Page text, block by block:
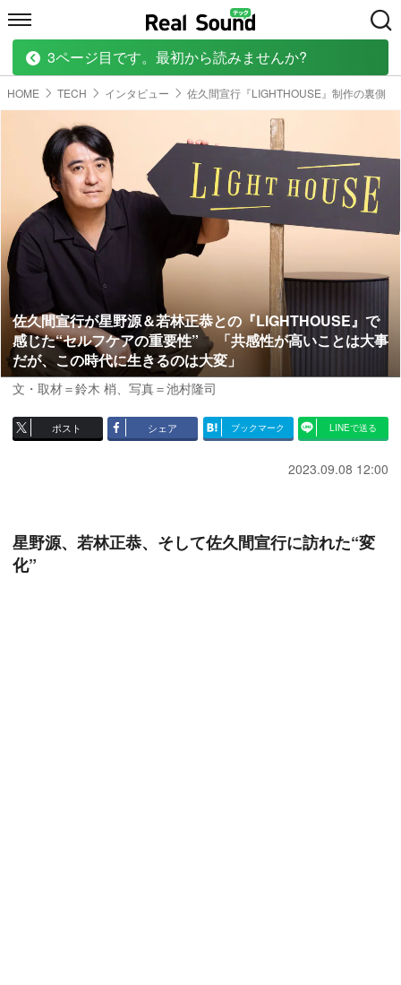
HOME MUSIC MOVIE TECH
HOME TECH インタビュー 佐久間宣行『LIGHTHOUSE』制作の裏側
佐久間宣行が星野源＆若林正恭との『LIGHTHOUSE』で
感じた“セルフケアの重要性” 「共感性が高いことは大事
だが、この時代に生きるのは大変」
文・取材＝鈴木 梢、 写真＝池村隆司
ポスト シェア ブックマーク LINEで送る
2023.09.08 12:00
星野源、若林正恭、そして佐久間宣行に訪れた“変
化”
3ページ目です。最初から読みませんか?